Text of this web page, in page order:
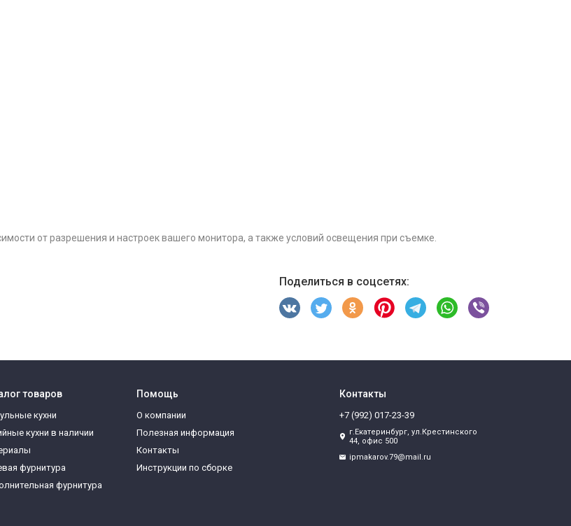
от разрешения и настроек вашего монитора, а также условий освещения при съемке.
Поделиться в соцсетях:
товаров
кухни
кухни в наличии
фурнитура
фурнитура
Помощь
О компании
Полезная информация
Контакты
Инструкции по сборке
Контакты
+7 (992) 017-23-39
г.Екатеринбург, ул.Крестинского
44, офис 500
ipmakarov.79@mail.ru